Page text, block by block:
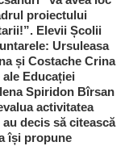
proiectului
Elevii Școlii
Ursuleasa
și Costache Crina
Educației
Spiridon Bîrsan
activitatea
decis să citească
își propune